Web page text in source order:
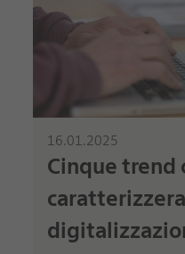
16.01.2025
Cinque trend